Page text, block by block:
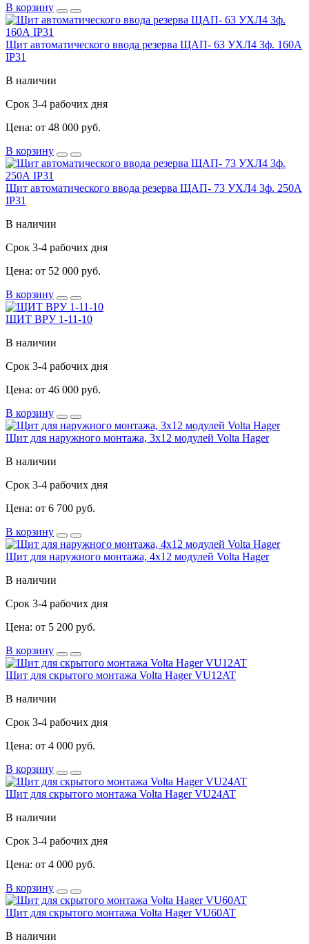
В корзину
Щит автоматического ввода резерва ЩАП- 63 УХЛ4 3ф. 160А
IP31
В наличии
Срок 3-4 рабочих дня
Цена: от 48 000 руб.
В корзину
Щит автоматического ввода резерва ЩАП- 73 УХЛ4 3ф. 250А
IP31
В наличии
Срок 3-4 рабочих дня
Цена: от 52 000 руб.
В корзину
ЩИТ ВРУ 1-11-10
В наличии
Срок 3-4 рабочих дня
Цена: от 46 000 руб.
В корзину
Щит для наружного монтажа, 3x12 модулей Volta Hager
В наличии
Срок 3-4 рабочих дня
Цена: от 6 700 руб.
В корзину
Щит для наружного монтажа, 4x12 модулей Volta Hager
В наличии
Срок 3-4 рабочих дня
Цена: от 5 200 руб.
В корзину
Щит для скрытого монтажа Volta Hager VU12AT
В наличии
Срок 3-4 рабочих дня
Цена: от 4 000 руб.
В корзину
Щит для скрытого монтажа Volta Hager VU24AT
В наличии
Срок 3-4 рабочих дня
Цена: от 4 000 руб.
В корзину
Щит для скрытого монтажа Volta Hager VU60AT
В наличии